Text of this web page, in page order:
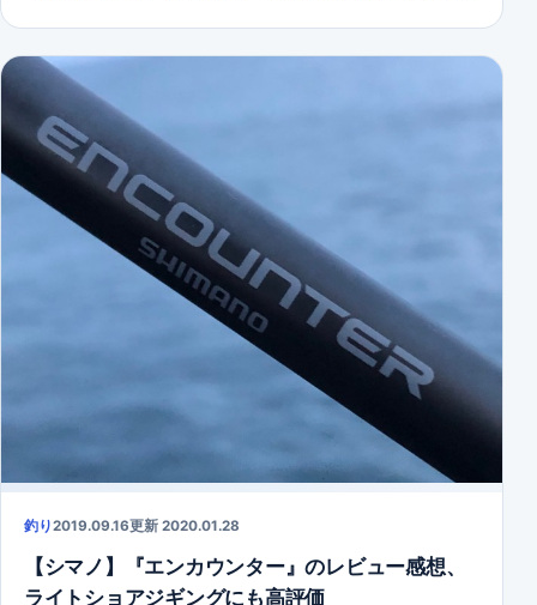
釣り2019.09.16更新 2020.01.28
【シマノ】『エンカウンター』のレビュー感想、
ライトショアジギングにも高評価